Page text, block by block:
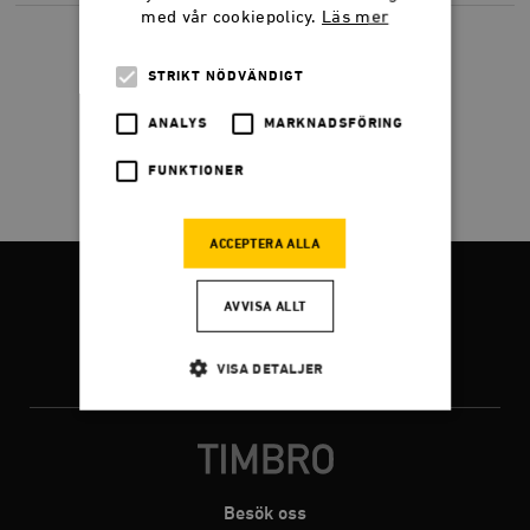
Besök oss
med vår cookiepolicy. Läs mer
STRIKT NÖDVÄNDIGT
ANALYS MARKNADSFÖRING
FUNKTIONER
ACCEPTERA ALLA
AVVISA ALLT
VISA DETALJER
Strikt nödvändigt Analys